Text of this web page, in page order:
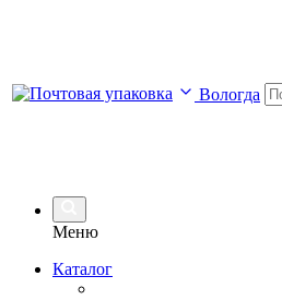
Вологда
Меню
Каталог